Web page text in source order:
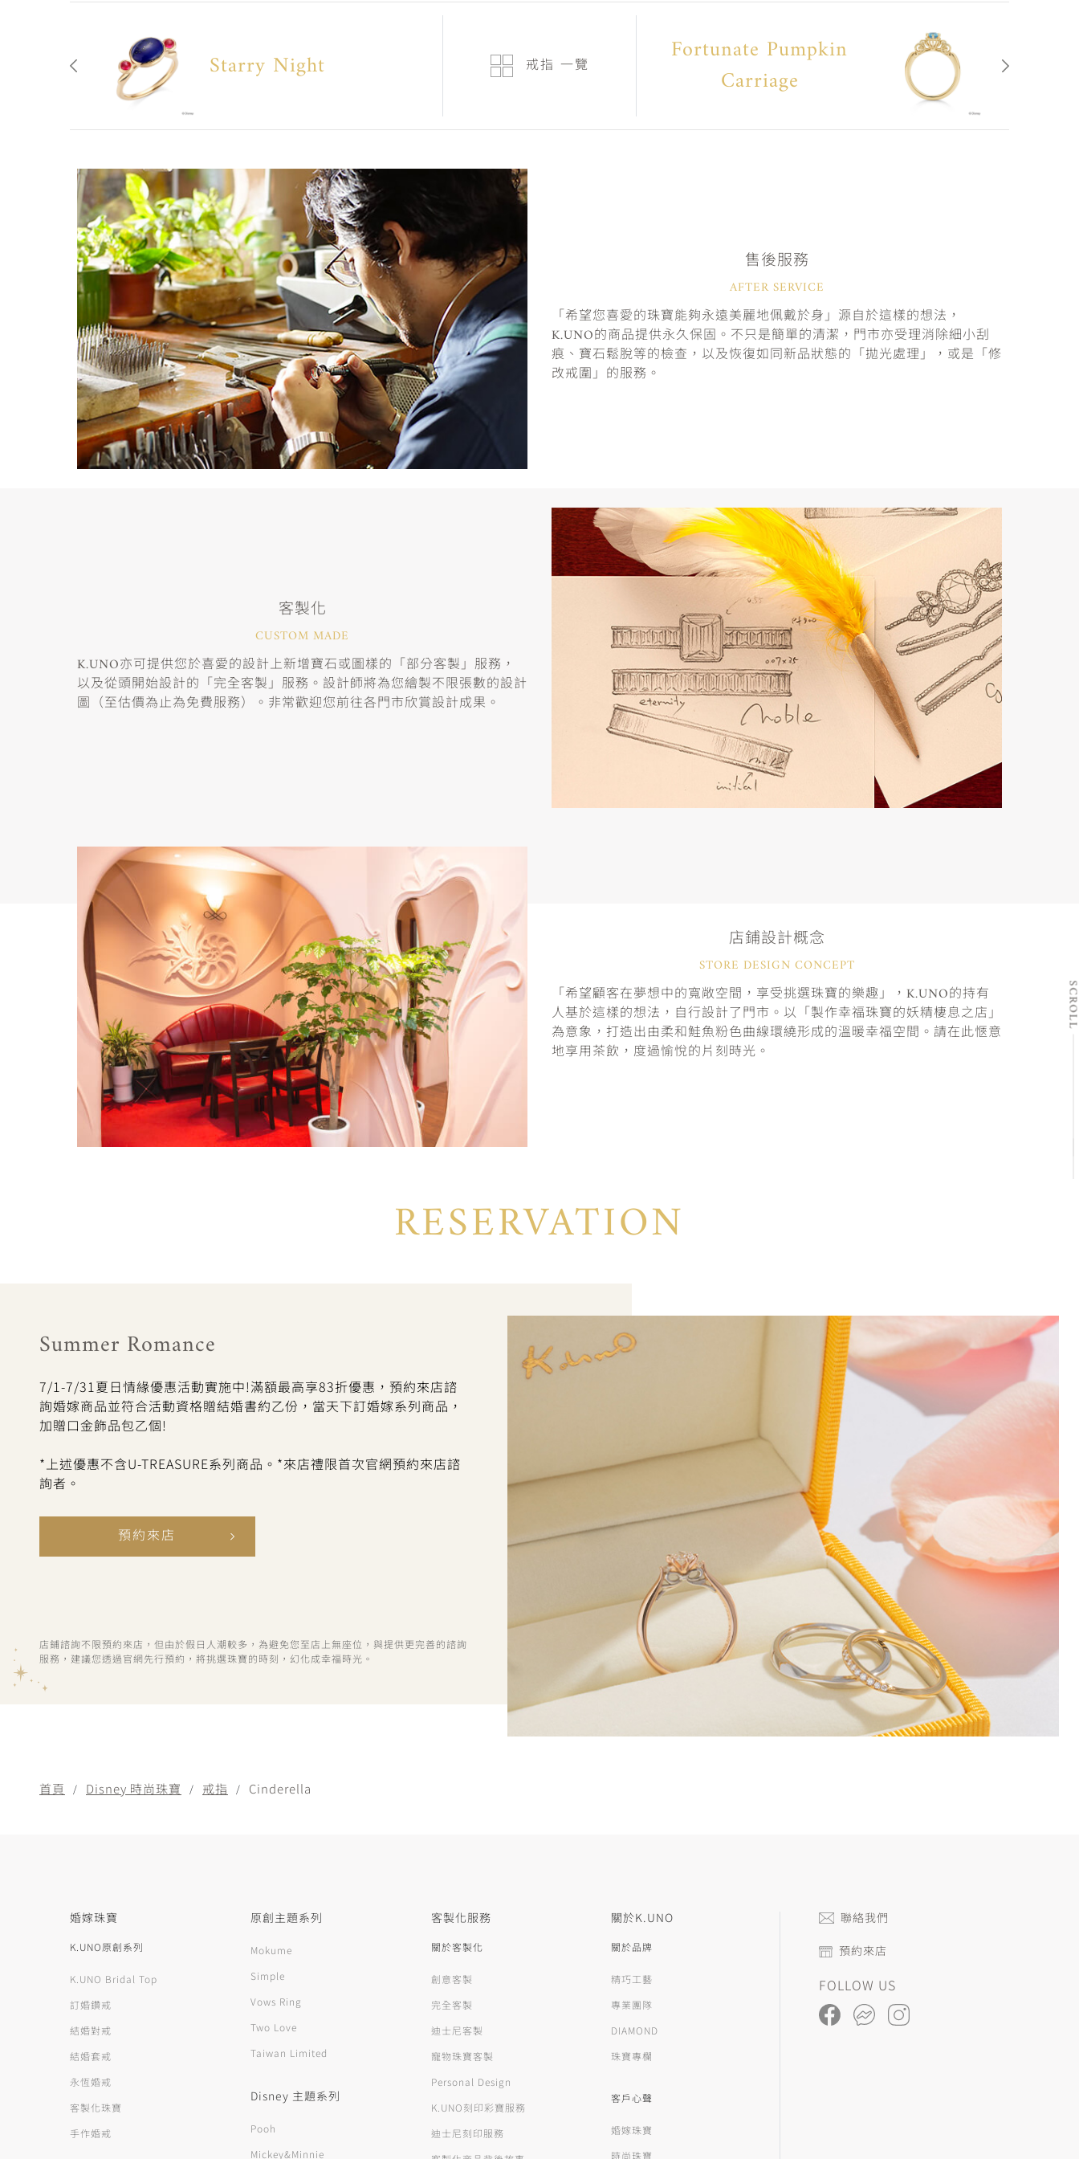
Starry Night 戒指 一覽
Fortunate Pumpkin
Carriage
售後服務
AFTER SERVICE
「希望您喜愛的珠寶能夠永遠美麗地佩戴於身」源自於這樣的想法，
K.UNO的商品提供永久保固。不只是簡單的清潔，門市亦受理消除細小刮
痕、寶石鬆脫等的檢查，以及恢復如同新品狀態的「拋光處理」，或是「修
改戒圍」的服務。
客製化
CUSTOM MADE
K.UNO亦可提供您於喜愛的設計上新增寶石或圖樣的「部分客製」服務，
以及從頭開始設計的「完全客製」服務。設計師將為您繪製不限張數的設計
圖（至估價為止為免費服務）。非常歡迎您前往各門市欣賞設計成果。
店鋪設計概念
STORE DESIGN CONCEPT
「希望顧客在夢想中的寬敞空間，享受挑選珠寶的樂趣」，K.UNO的持有
人基於這樣的想法，自行設計了門市。以「製作幸福珠寶的妖精棲息之店」
為意象，打造出由柔和鮭魚粉色曲線環繞形成的溫暖幸福空間。請在此愜意
地享用茶飲，度過愉悅的片刻時光。
RESERVATION
Summer Romance
7/1-7/31夏日情緣優惠活動實施中!滿額最高享83折優惠，預約來店諮
詢婚嫁商品並符合活動資格贈結婚書約乙份，當天下訂婚嫁系列商品，
加贈口金飾品包乙個!
*上述優惠不含U-TREASURE系列商品。*來店禮限首次官網預約來店諮
詢者。
預約來店
店鋪諮詢不限預約來店，但由於假日人潮較多，為避免您至店上無座位，與提供更完善的諮詢
服務，建議您透過官網先行預約，將挑選珠寶的時刻，幻化成幸福時光。
首頁 Disney 時尚珠寶 戒指 Cinderella
婚嫁珠寶
K.UNO原創系列
K.UNO Bridal Top
訂婚鑽戒
結婚對戒
結婚套戒
永恆婚戒
客製化珠寶
手作婚戒
原創主題系列
Mokume
Simple
Vows Ring
Two Love
Taiwan Limited
Disney 主題系列
Pooh
Mickey&Minnie
客製化服務
關於客製化
創意客製
完全客製
迪士尼客製
寵物珠寶客製
Personal Design
K.UNO刻印彩寶服務
迪士尼刻印服務
關於K.UNO
關於品牌
精巧工藝
專業團隊
DIAMOND
珠寶專欄
客戶心聲
婚嫁珠寶
時尚珠寶
聯絡我們
預約來店
FOLLOW US